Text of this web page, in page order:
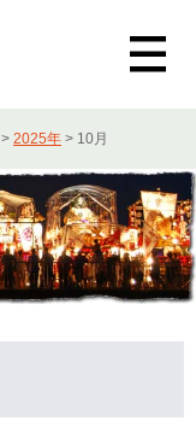
> 2025年 > 10月